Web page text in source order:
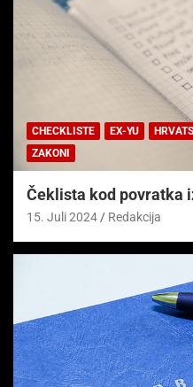
CHECKLISTE EX-YU
ZAKONI
Čeklista kod povratka
15. Juli 2024 Redakcija